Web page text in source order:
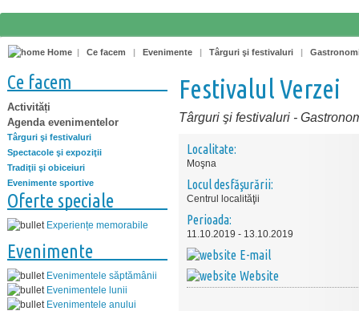
Home | Ce facem | Evenimente | Târguri şi festivaluri |
Ce facem
Activități
Agenda evenimentelor
Târguri şi festivaluri
Spectacole şi expoziţii
Tradiţii şi obiceiuri
Evenimente sportive
Oferte speciale
Experiențe memorabile
Evenimente
Evenimentele săptămânii
Evenimentele lunii
Evenimentele anului
Festivalul Verzei
Târguri şi festivaluri -
Localitate:
Moşna
Locul desfăşurării:
Centrul localităţii
Perioada:
11.10.2019 - 13.10.2019
E-mail
Website